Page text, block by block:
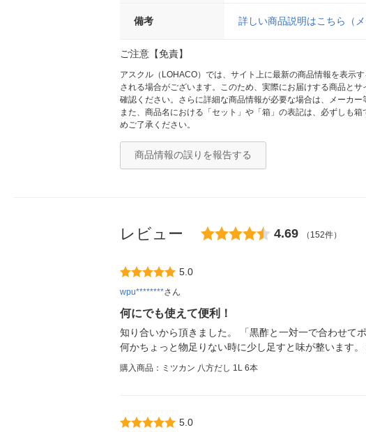
備考 詳しい商品説明はこちら（メ
ご注意【免責】
アスクル（LOHACO）では、サイト上に最新の商品情報を表示
される場合がございます。このため、実際にお届けする商品と
確認ください。さらに詳細な商品情報が必要な場合は、メーカー
また、商品名における「セット」や「箱」の表記は、必ずしも
めご了承ください。
商品情報の誤りを報告する
レビュー 4.69 （152件）
5.0
wpu********さん
何にでも使えて便利！
知り合いから頂きました。 「黒酢と一対一で合わせて
何かちょっと物足りない時に少し足すと味が整います
購入商品：ミツカン 八方だし 1L 6本
5.0